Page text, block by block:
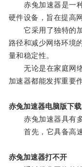
赤兔加速器是一种
硬件设备，旨在提高
它采用了独特的加
路径和减少网络环境
量和稳定性。
无论是在家庭网络
加速器都能发挥重要
赤兔加速器电脑版下载
赤兔加速器具有多
首先，它具备高速
赤兔加速器打不开